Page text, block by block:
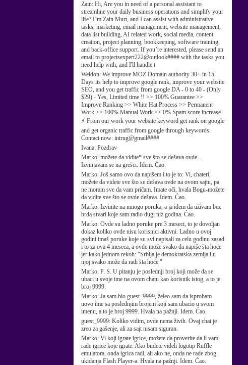
Zain: Hi, Are you in need of a personal assistant to
streamline your daily business operations and simplify your
life? I’m Zain Murt, and I can assist with administrative
tasks, marketing, email management, website management,
data list building, AI related work, social media, content
creation, project planning, bookkeeping, software training,
and back-office support. If you’re interested, please send an
email to projectsexpert222@outlook#### with the tasks you
need help with, and I'll handle t
Weldon: We improve MOZ Domain authority 30+ in 15
Days its help to improve google rank, improve your website
SEO, and you get traffic from google DA - 0 to 40 - (Only
$29) - Yes, Limited time !! >> 100% Guarantee >>
Improve Ranking >> White Hat Process >> Permanent
Work >> 100% Manual Work >> 0% Spam score increase
⚡ From our work your website keyword get rank on google
and get organic traffic from google through keywords.
Contact now: intrug@gmail####
Ivana: Pozdrav
Marko: možete da vidite* sve što se dešava ovde...
Izvinjavam se na grešci. Idem. Ćao.
Marko: Još samo ovo da napišem i to je to: Vi, chateri,
možete da videte sve što se dešava ovde na ovom sajtu, pa
ne moram sve da vam pričam. Imate oči, hvala Bogu-možete
da vidite sve što se ovde dešava. Idem. Ćao.
Marko: Izvinite na mnogo poruka, a ja idem da uživam bez
brda stvari koje sam radio dugi niz godina. Ćao.
Marko: Ovde su ladno poruke pre 3 meseci, to je dovoljan
dokaz koliko ovde nisu korisnici aktivni. Ladno u ovoj
godini imaš poruke koje su svi napisali za celu godinu zasad
i to za ova 4 meseca, a ovde može svako da napiše šta hoće
jer kako jednom rekoh: "Srbija je demokratska zemlja i u
njoj svako može da radi šta hoće."
Marko: P. S. U pitanju je poslednji broj koji može da se
ubaci u svoje ime na ovom chatu kao korisnik istog, a to je
broj 9999.
Marko: Ja sam bio guest_9999, želeo sam da isprobam
novo ime sa poslednjim brojem koji sam ubacio u svom
imenu, a to je broj 9999. Hvala na pažnji. Idem. Ćao.
guest_9999: Koliko vidim, ovde nema živih. Ovaj chat je
zreo za gašenje, ali za sajt nisam siguran.
Marko: Vi koji igrate igrice, možete da proverite da li vam
rade igrice koje igrate. Ako budete videli logotip Ruffle
emulatora, onda igrica radi, ali ako ne, onda ne rade zbog
ukidanja Flash Player-a. Hvala na pažnji. Idem. Ćao.